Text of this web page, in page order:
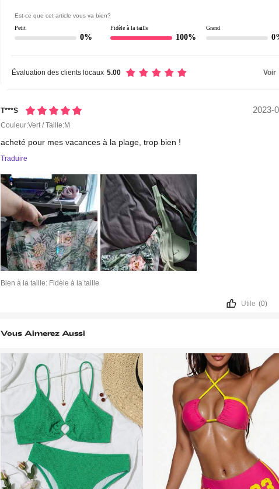
Est-ce que cet article vous va bien?
Petit
0%
Fidèle à la taille
100%
Grand
Évaluation des clients locaux 5.00 Voir
T***s 2023-
Couleur:Vert / Taille:M
acheté pour mesvacancesà la plage,trop bien !
Traduire
Bien à la taille: Fidèle à la taille
Utile (0)
Vous Aimerez Aussi